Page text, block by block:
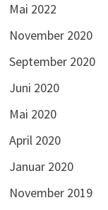
Mai 2022
November 2020
September 2020
Juni 2020
Mai 2020
April 2020
Januar 2020
November 2019